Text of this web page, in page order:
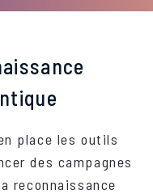
place les outils
des campagnes
reconnaissance